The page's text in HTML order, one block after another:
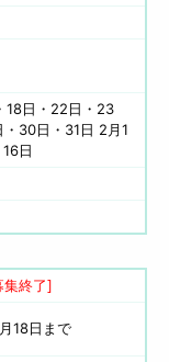
18日・22日・23
30日・31日 2月1
日
集終了]
18日まで